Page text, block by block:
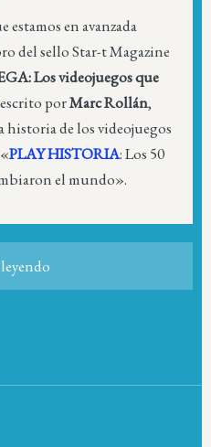
en avanzada
del sello Star-t Magazine
Los videojuegos que
escrito porMarc Rollán,
de los videojuegos
PLAY HISTORIA: Los 50
el mundo».